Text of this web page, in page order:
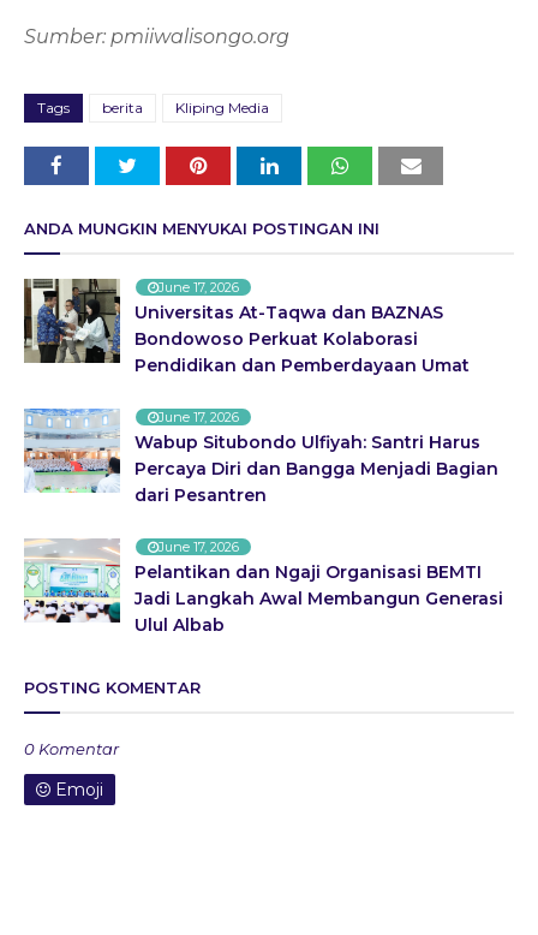
Sumber: pmiiwalisongo.org
Tags berita Kliping Media
ANDA MUNGKIN MENYUKAI POSTINGAN INI
June 17, 2026
Universitas At-Taqwa dan BAZNAS
Bondowoso Perkuat Kolaborasi
Pendidikan dan Pemberdayaan Umat
June 17, 2026
Wabup Situbondo Ulfiyah: Santri Harus
Percaya Diri dan Bangga Menjadi Bagian
dari Pesantren
June 17, 2026
Pelantikan dan Ngaji Organisasi BEMTI
Jadi Langkah Awal Membangun Generasi
Ulul Albab
POSTING KOMENTAR
0 Komentar
Emoji